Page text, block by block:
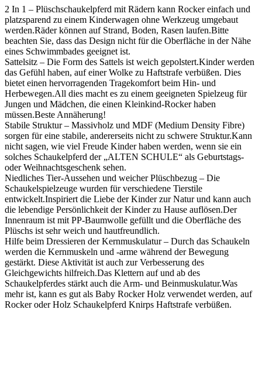
2 In 1 – Plüschschaukelpferd mit Rädern kann Rocker einfach und
platzsparend zu einem Kinderwagen ohne Werkzeug umgebaut
werden.Räder können auf Strand, Boden, Rasen laufen.Bitte
beachten Sie, dass das Design nicht für die Oberfläche in der Nähe
eines Schwimmbades geeignet ist.
Sattelsitz – Die Form des Sattels ist weich gepolstert.Kinder werden
das Gefühl haben, auf einer Wolke zu Haftstrafe verbüßen. Dies
bietet einen hervorragenden Tragekomfort beim Hin- und
Herbewegen.All dies macht es zu einem geeigneten Spielzeug für
Jungen und Mädchen, die einen Kleinkind-Rocker haben
müssen.Beste Annäherung!
Stabile Struktur – Massivholz und MDF (Medium Density Fibre)
sorgen für eine stabile, andererseits nicht zu schwere Struktur.Kann
nicht sagen, wie viel Freude Kinder haben werden, wenn sie ein
solches Schaukelpferd der „ALTEN SCHULE“ als Geburtstags-
oder Weihnachtsgeschenk sehen.
Niedliches Tier-Aussehen und weicher Plüschbezug – Die
Schaukelspielzeuge wurden für verschiedene Tierstile
entwickelt.Inspiriert die Liebe der Kinder zur Natur und kann auch
die lebendige Persönlichkeit der Kinder zu Hause auflösen.Der
Innenraum ist mit PP-Baumwolle gefüllt und die Oberfläche des
Plüschs ist sehr weich und hautfreundlich.
Hilfe beim Dressieren der Kernmuskulatur – Durch das Schaukeln
werden die Kernmuskeln und -arme während der Bewegung
gestärkt. Diese Aktivität ist auch zur Verbesserung des
Gleichgewichts hilfreich.Das Klettern auf und ab des
Schaukelpferdes stärkt auch die Arm- und Beinmuskulatur.Was
mehr ist, kann es gut als Baby Rocker Holz verwendet werden, auf
Rocker oder Holz Schaukelpferd Knirps Haftstrafe verbüßen.